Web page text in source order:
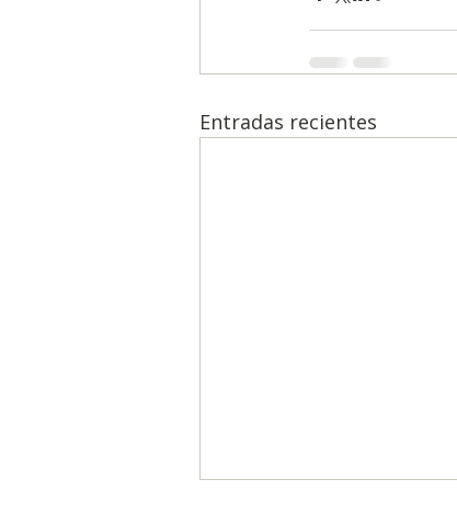
Entradas recientes